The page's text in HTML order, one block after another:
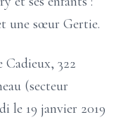
une sœur Gertie.
Cadieux, 322
(secteur
le 19 janvier 2019